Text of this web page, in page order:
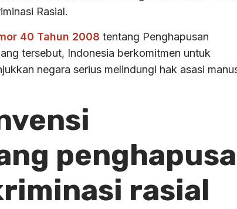
Rasial.
40 Tahun 2008 tentang Penghapusan
tersebut, Indonesia berkomitmen untuk
negara serius melindungi hak asasi
rasial